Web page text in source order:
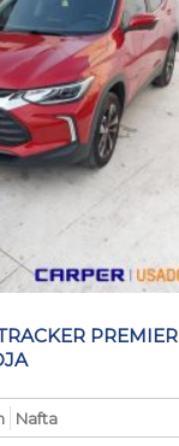
PREMIER
Nafta